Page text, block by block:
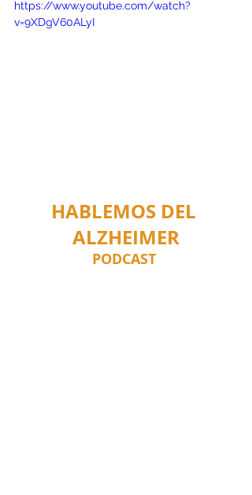
https://www.youtube.com/watch?
v=9XDgV60ALyI
HABLEMOS DEL
ALZHEIMER
PODCAST